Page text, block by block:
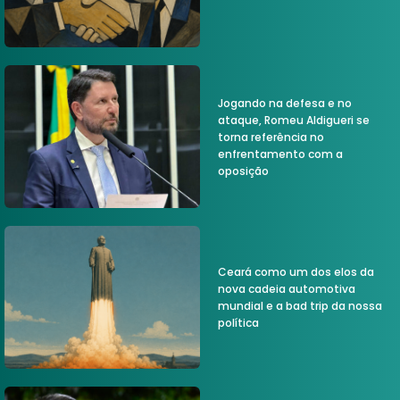
Jogando na defesa e no
ataque, Romeu Aldigueri se
torna referência no
enfrentamento com a
oposição
Ceará como um dos elos da
nova cadeia automotiva
mundial e a bad trip da nossa
política